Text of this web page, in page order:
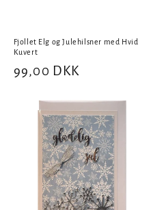
Fjollet Elg og Julehilsner med Hvid
Kuvert
Normalpris
99,00 DKK